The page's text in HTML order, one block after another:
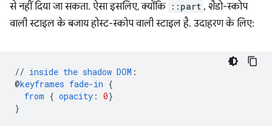
से नहीं दिया जा सकता. ऐसा इसलिए, क्योंकि ::part , शैडो-स्कोप
वाली स्टाइल के बजाय होस्ट-स्कोप वाली स्टाइल है. उदाहरण के लिए:
// inside the shadow DOM :
@keyframes fade-in {
from { opacity : 0}
}